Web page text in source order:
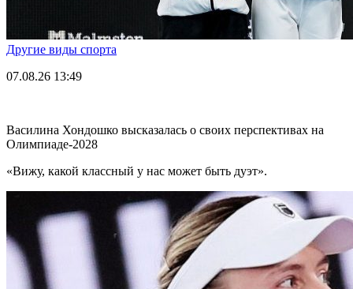
Другие виды спорта
07.08.26 13:49
Василина Хондошко высказалась о своих перспективах на
Олимпиаде-2028
«Вижу, какой классный у нас может быть дуэт».